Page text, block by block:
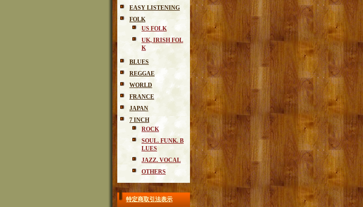
EASY LISTENING
FOLK
US FOLK
UK, IRISH FOL
K
BLUES
REGGAE
WORLD
FRANCE
JAPAN
7 INCH
ROCK
SOUL. FUNK. B
LUES
JAZZ. VOCAL
OTHERS
特定商取引法表示